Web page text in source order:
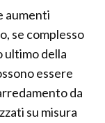
aumenti
se complesso
ultimo della
essere
da
su misura